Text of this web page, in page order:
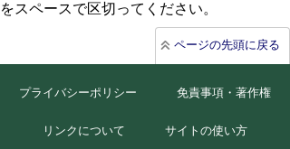
をスペースで区切ってください。
ページの先頭に戻る
プライバシーポリシー 免責事項・著作権
リンクについて サイトの使い方